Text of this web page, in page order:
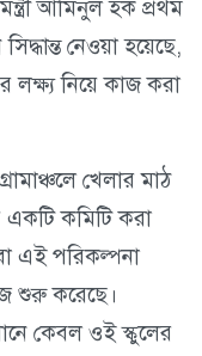
আমিনুল হক প্রথম
নেওয়া হয়েছে,
লক্ষ্য নিয়ে কাজ করা
খেলার মাঠ
একটি কমিটি করা
এই পরিকল্পনা
শুরু করেছে।
কেবল ওই স্কুলের